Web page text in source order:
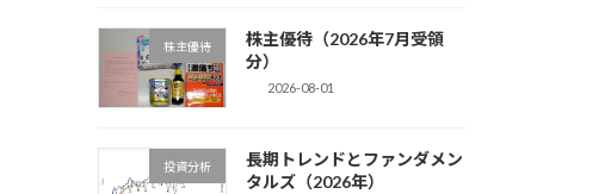
株主優待
株主優待（2026年7月受領
分）
2026-08-01
投資分析
長期トレンドとファンダメン
タルズ（2026年）